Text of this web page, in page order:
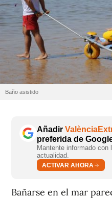
Baño asistido
Añadir
preferida de
Mantente informado
actualidad.
ACTIVAR AHORA
Bañarse en el mar